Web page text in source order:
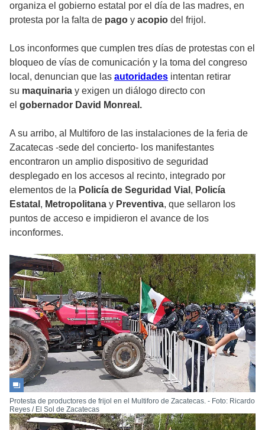
organiza el gobierno estatal por el día de las madres, en
protesta por la falta de pago y acopio del frijol.
Los inconformes que cumplen tres días de protestas con el
bloqueo de vías de comunicación y la toma del congreso
local, denuncian que las autoridades intentan retirar
su maquinaria y exigen un diálogo directo con
el gobernador David Monreal.
A su arribo, al Multiforo de las instalaciones de la feria de
Zacatecas -sede del concierto- los manifestantes
encontraron un amplio dispositivo de seguridad
desplegado en los accesos al recinto, integrado por
elementos de la Policía de Seguridad Vial , Policía
Estatal , Metropolitana y Preventiva, que sellaron los
puntos de acceso e impidieron el avance de los
inconformes.
Protesta de productores de frijol en el Multiforo de Zacatecas. - Foto: Ricardo
Reyes / El Sol de Zacatecas